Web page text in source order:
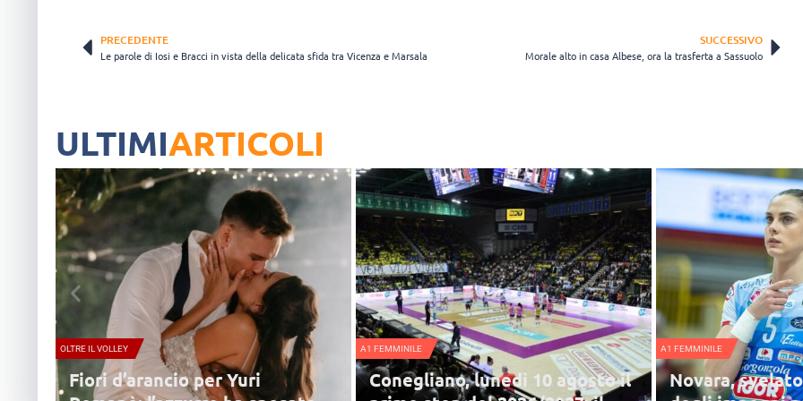
PRECEDENTE
Le parole di Iosi e Bracci in vista della delicata sfida tra Vicenza e Marsala
SUCCESSIVO
Morale alto in casa Albese, ora la trasferta a Sassuolo
ULTIMIARTICOLI
per Yuri
A1 FEMMINILE
Conegliano, lunedì 10 agosto il
A1 FEMMINILE
Novara, svelato il